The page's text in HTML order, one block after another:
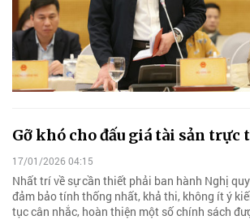
Gỡ khó cho đấu giá tài sản trực
17/01/2026 04:15
Nhất trí về sự cần thiết phải ban hành Nghị
đảm bảo tính thống nhất, khả thi, không ít ý
tục cân nhắc, hoàn thiện một số chính sách